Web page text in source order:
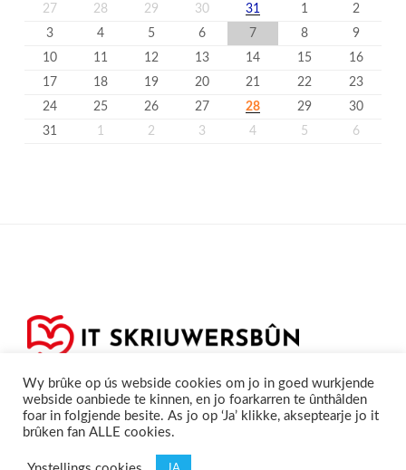
27
28 29 30 31 1
2
3
4 5 6 7 8
9
10
11 12 13 14 15
16
17
18 19 20 21 22
23
24
25 26 27 28 29
30
31
1 2 3 4 5 6
Skriuwersboun.nl
Wy brûke op ús webside cookies om jo in goed wurkjende
webside oanbiede te kinnen, en jo foarkarren te ûnthâlden
foar in folgjende besite. As jo op ‘Ja’ klikke, akseptearje jo it
brûken fan ALLE cookies.